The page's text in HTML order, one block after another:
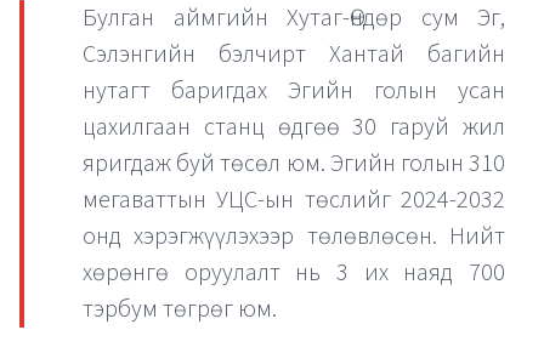
Булган аймгийн Хутаг-Өндөр сум Эг,
Сэлэнгийн бэлчирт Хантай багийн
нутагт баригдах Эгийн голын усан
цахилгаан станц өдгөө 30 гаруй жил
яригдаж буй төсөл юм. Эгийн голын 310
мегаваттын УЦС-ын төслийг 2024-2032
онд хэрэгжүүлэхээр төлөвлөсөн. Нийт
хөрөнгө оруулалт нь 3 их наяд 700
тэрбум төгрөг юм.